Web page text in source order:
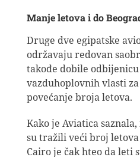
Manje letova i do
Druge dve egipatske
održavaju redovan
takođe dobile
vazduhoplovnih vlasti
povećanje broja letova.
Kako je Aviatica
su tražili veći broj
Cairo je čak hteo da leti